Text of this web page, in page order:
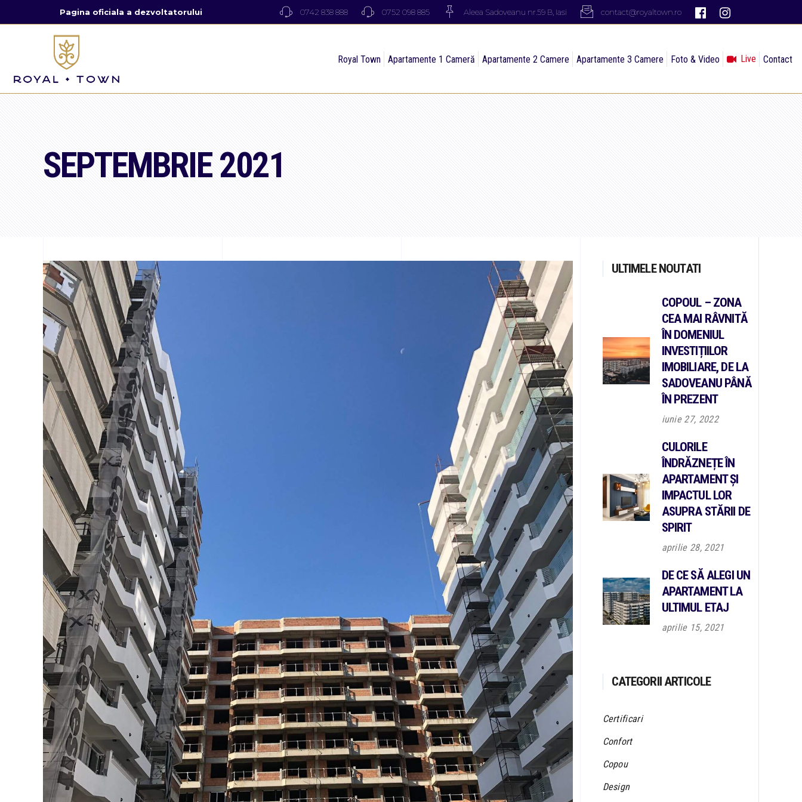
Pagina oficiala a dezvoltatorului 0742 838 888 0752 098 885 Aleea Sadoveanu nr.59 B, Iasi contact@royaltown.ro
Royal Town Apartamente 1 Cameră Apartamente 2 Camere Apartamente 3 Camere Foto & Video Live Contact
SEPTEMBRIE 2021
ULTIMELE NOUTATI
COPOUL – ZONA
CEA MAI RÂVNITĂ
ÎN DOMENIUL
INVESTIȚIILOR
IMOBILIARE, DE LA
SADOVEANU PÂNĂ
ÎN PREZENT
iunie 27, 2022
CULORILE
ÎNDRĂZNEȚE ÎN
APARTAMENT ȘI
IMPACTUL LOR
ASUPRA STĂRII DE
SPIRIT
aprilie 28, 2021
DE CE SĂ ALEGI UN
APARTAMENT LA
ULTIMUL ETAJ
aprilie 15, 2021
CATEGORII ARTICOLE
Certificari
Confort
Copou
Design